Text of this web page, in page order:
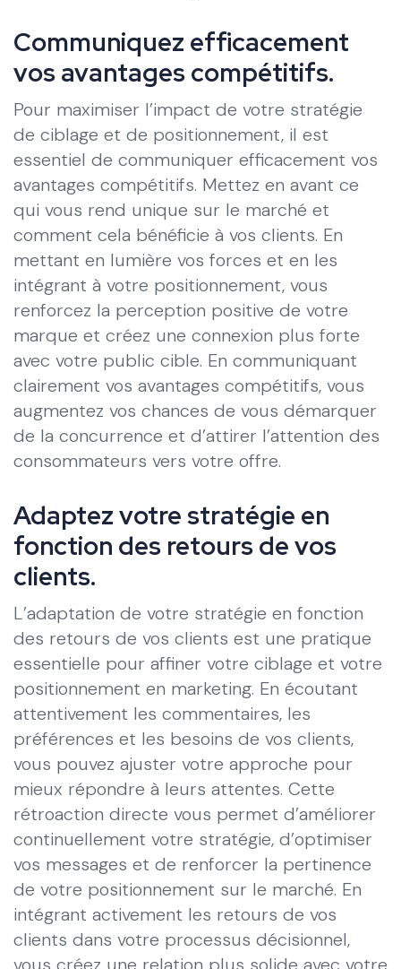
Communiquez efficacement
vos avantages compétitifs.
Pour maximiser l’impact de votre stratégie
de ciblage et de positionnement, il est
essentiel de communiquer efficacement vos
avantages compétitifs. Mettez en avant ce
qui vous rend unique sur le marché et
comment cela bénéficie à vos clients. En
mettant en lumière vos forces et en les
intégrant à votre positionnement, vous
renforcez la perception positive de votre
marque et créez une connexion plus forte
avec votre public cible. En communiquant
clairement vos avantages compétitifs, vous
augmentez vos chances de vous démarquer
de la concurrence et d’attirer l’attention des
consommateurs vers votre offre.
Adaptez votre stratégie en
fonction des retours de vos
clients.
L’adaptation de votre stratégie en fonction
des retours de vos clients est une pratique
essentielle pour affiner votre ciblage et votre
positionnement en marketing. En écoutant
attentivement les commentaires, les
préférences et les besoins de vos clients,
vous pouvez ajuster votre approche pour
mieux répondre à leurs attentes. Cette
rétroaction directe vous permet d’améliorer
continuellement votre stratégie, d’optimiser
vos messages et de renforcer la pertinence
de votre positionnement sur le marché. En
intégrant activement les retours de vos
clients dans votre processus décisionnel,
vous créez une relation plus solide avec votre